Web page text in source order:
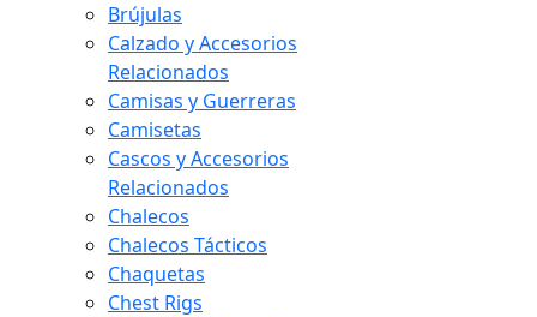
Brújulas
Calzado y Accesorios
Relacionados
Camisas y Guerreras
Camisetas
Cascos y Accesorios
Relacionados
Chalecos
Chalecos Tácticos
Chaquetas
Chest Rigs